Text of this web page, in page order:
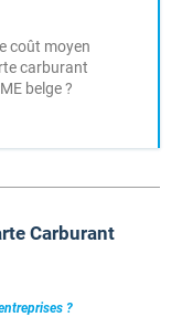
coût moyen
carburant
belge ?
Carburant
?